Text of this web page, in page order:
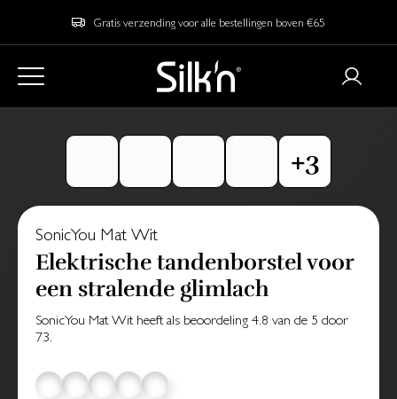
Gratis verzending voor alle bestellingen boven €65
SonicYou Mat Wit
Elektrische tandenborstel voor
een stralende glimlach
SonicYou Mat Witheeft als beoordeling 4.8 van de 5 door
73.